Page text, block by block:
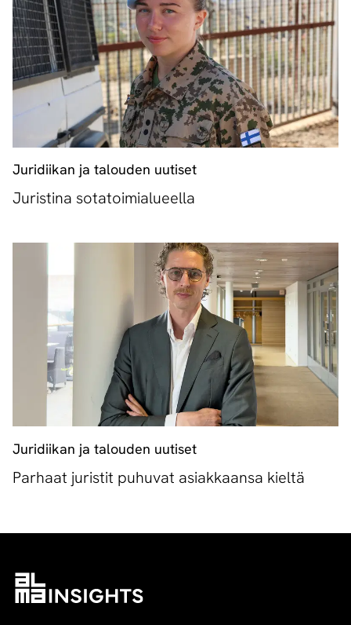
Juridiikan ja talouden uutiset
Juristina sotatoimialueella
Juridiikan ja talouden uutiset
Parhaat juristit puhuvat asiakkaansa kieltä